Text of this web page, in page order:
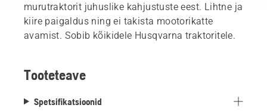
murutraktorit juhuslike kahjustuste eest. Lihtne ja
kiire paigaldus ning ei takista mootorikatte
avamist. Sobib kõikidele Husqvarna traktoritele.
Tooteteave
Spetsifikatsioonid